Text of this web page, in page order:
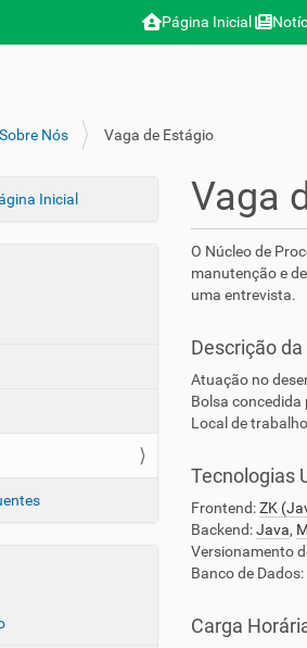
Página Inicial
Sobre Nós Vaga de Estágio
Inicial Vaga
O Núcleo de
manutenção e
uma entrevista.
Descrição da
Atuação no
Bolsa concedida
Local de
Tecnologias
Frontend:ZK
Backend:Java,
Versionamento
Banco de Dados:
Carga